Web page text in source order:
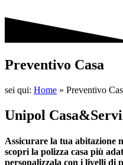
Preventivo Casa
sei qui: Home » Preventivo
Unipol
Assicurare la tua abitazione
scopri la polizza casa più
personalizzala con i livelli di